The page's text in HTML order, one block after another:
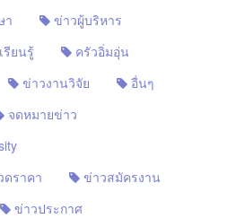
า
ข่าวผู้บริหาร
รียนรู้
ครัวอิ่มอุ่น
ข่าวงานวิจัย
อื่นๆ
จดหมายข่าว
ดราคา
ข่าวสมัครงาน
ข่าวประกาศ